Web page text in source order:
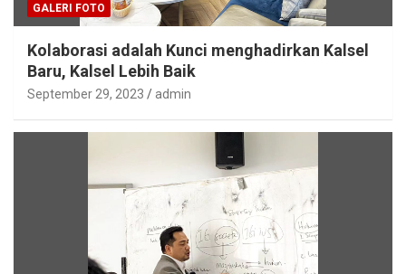
GALERI FOTO
Kolaborasi adalah Kunci menghadirkan Kalsel
Baru, Kalsel Lebih Baik
September 29, 2023 admin